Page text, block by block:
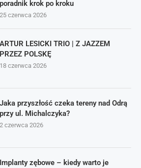
poradnik krok po kroku
25 czerwca 2026
ARTUR LESICKI TRIO | Z JAZZEM
PRZEZ POLSKĘ
18 czerwca 2026
Jaka przyszłość czeka tereny nad Odrą
przy ul. Michalczyka?
2 czerwca 2026
Implanty zębowe – kiedy warto je